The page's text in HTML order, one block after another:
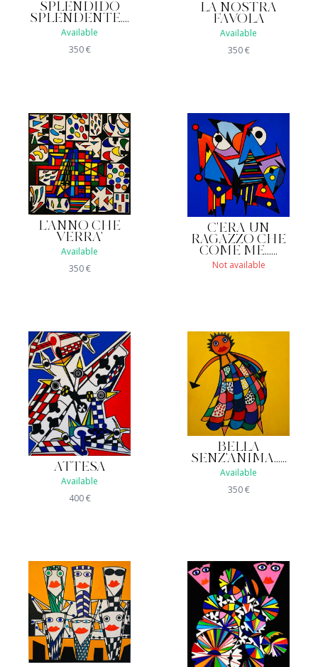
SPLENDIDO
SPLENDENTE....
Available
350€
LA NOSTRA
FAVOLA
Available
350€
L'ANNO CHE
VERRA'
Available
350€
C'ERA UN
RAGAZZO CHE
COME ME......
Not available
ATTESA
Available
400€
BELLA
SENZ'ANIMA......
Available
350€